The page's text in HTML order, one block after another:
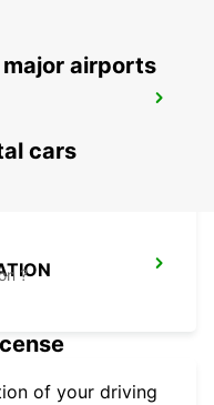
airports
cars
?
of your driving